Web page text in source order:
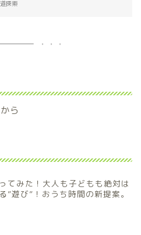
探索
ら
てみた！大人も子どもも絶対は
”遊び”！おうち時間の新提案。